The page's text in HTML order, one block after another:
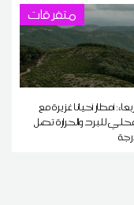
متفرقات
أمطار أحيانا غزيرة مع
للبرد والحرارة تصل